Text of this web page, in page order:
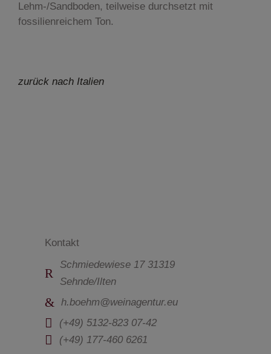
Lehm-/Sandboden, teilweise durchsetzt mit
fossilienreichem Ton.
zurück nach Italien
Kontakt
Schmiedewiese 17 31319
Sehnde/Ilten
h.boehm@weinagentur.eu
(+49) 5132-823 07-42
(+49) 177-460 6261